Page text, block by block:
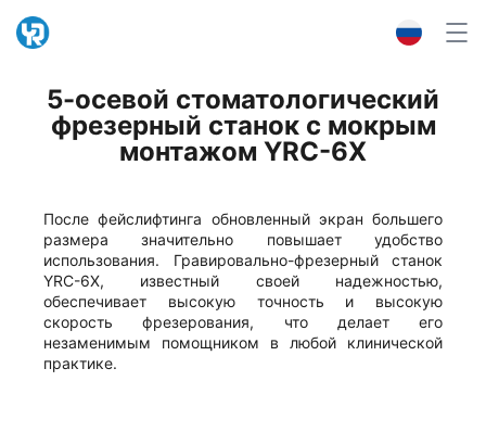
5-осевой стоматологический
фрезерный станок с мокрым
монтажом YRC-6X
После фейслифтинга обновленный экран большего
размера значительно повышает удобство
использования. Гравировально-фрезерный станок
YRC-6X, известный своей надежностью,
обеспечивает высокую точность и высокую
скорость фрезерования, что делает его
незаменимым помощником в любой клинической
практике.